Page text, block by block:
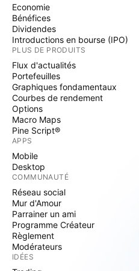
Economie
Bénéfices
Dividendes
Introductions en bourse (IPO)
PLUS DE PRODUITS
Flux d'actualités
Portefeuilles
Graphiques fondamentaux
Courbes de rendement
Options
Macro Maps
Pine Script®
APPS
Mobile
Desktop
COMMUNAUTÉ
Réseau social
Mur d'Amour
Parrainer un ami
Programme Créateur
Règlement
Modérateurs
IDÉES